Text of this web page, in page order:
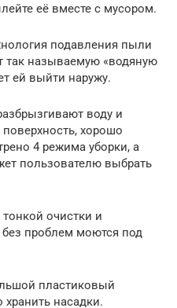
её вместе с мусором.
подавления пыли
так называемую «водяную
ей выйти наружу.
воду и
хорошо
4 режима уборки, а
пользователю выбрать
очистки и
проблем моются под
пластиковый
насадки.